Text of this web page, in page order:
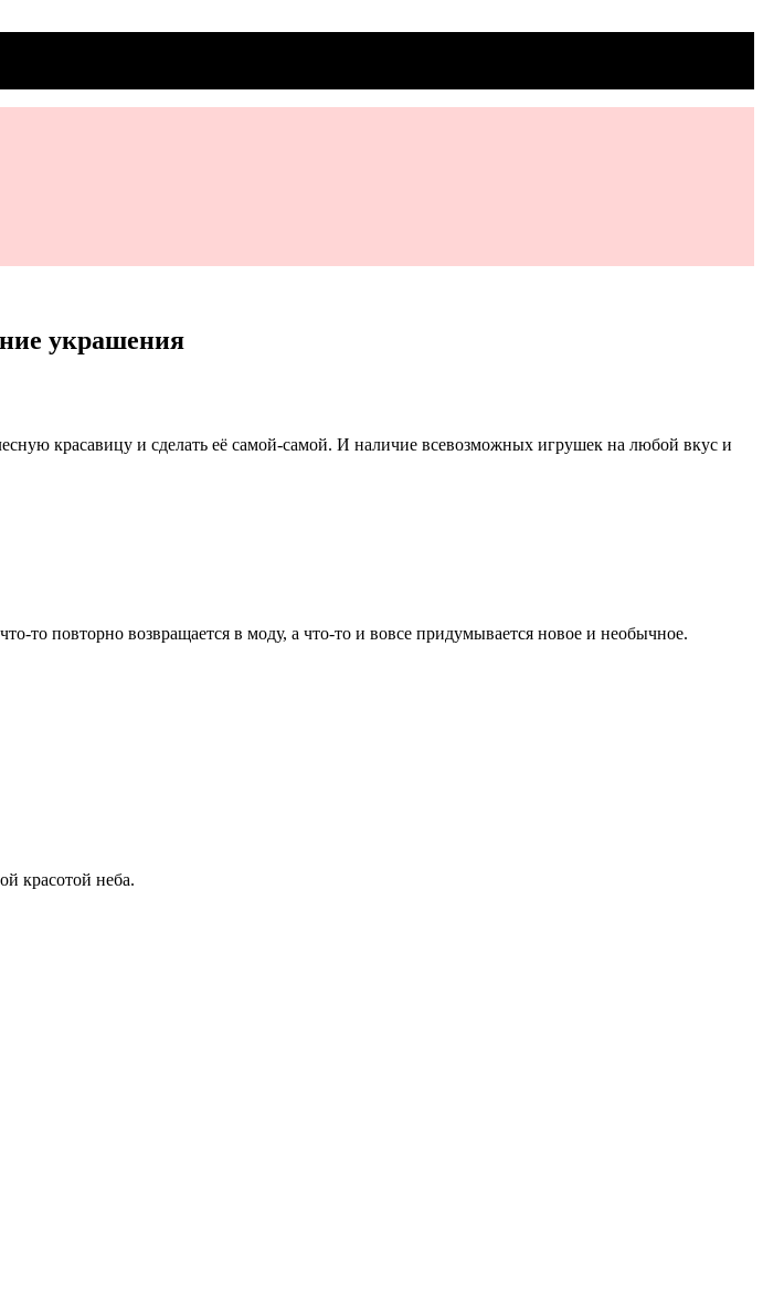
украшения
красавицу и сделать её самой-самой. И наличие всевозможных игрушек на любой вкус и
то повторно возвращается в моду, а что-то и вовсе придумывается новое и необычное.
красотой неба.